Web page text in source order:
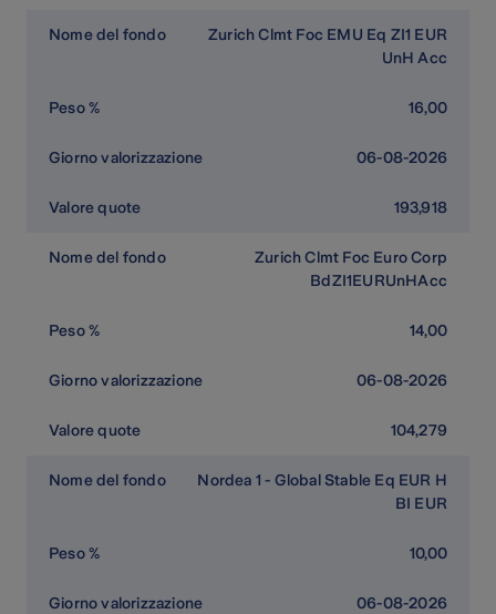
Zurich Clmt Foc EMU Eq ZI1 EUR
UnH Acc
16,00
06-08-2026
193,918
Zurich Clmt Foc Euro Corp
BdZI1EURUnHAcc
14,00
06-08-2026
104,279
Nordea 1 - Global Stable Eq EUR H
BI EUR
10,00
06-08-2026